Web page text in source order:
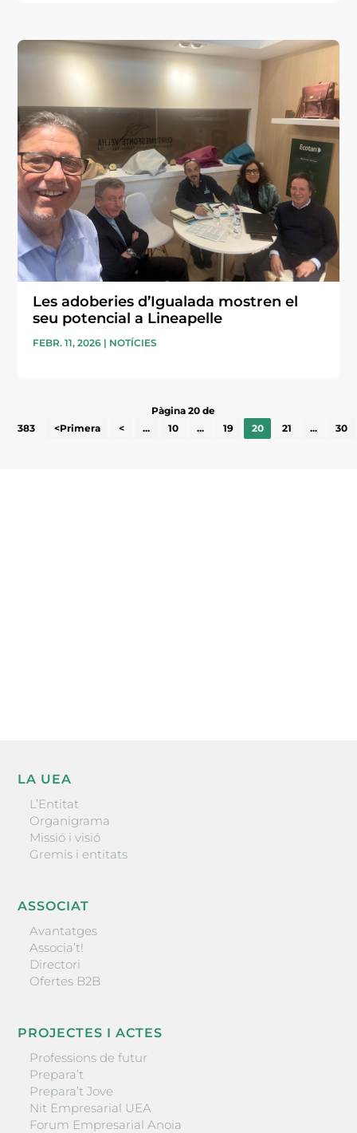
Les adoberies d’Igualada mostren el
seu potencial a Lineapelle
FEBR. 11, 2026 | NOTÍCIES
Pàgina 20 de
383
<Primera < ... 10 ... 19 20 21 ... 30
LA UEA
L’Entitat
Organigrama
Missió i visió
Gremis i entitats
ASSOCIAT
Avantatges
Associa’t!
Directori
Ofertes B2B
PROJECTES I ACTES
Professions de futur
Prepara’t
Prepara’t Jove
Nit Empresarial UEA
Forum Empresarial Anoia